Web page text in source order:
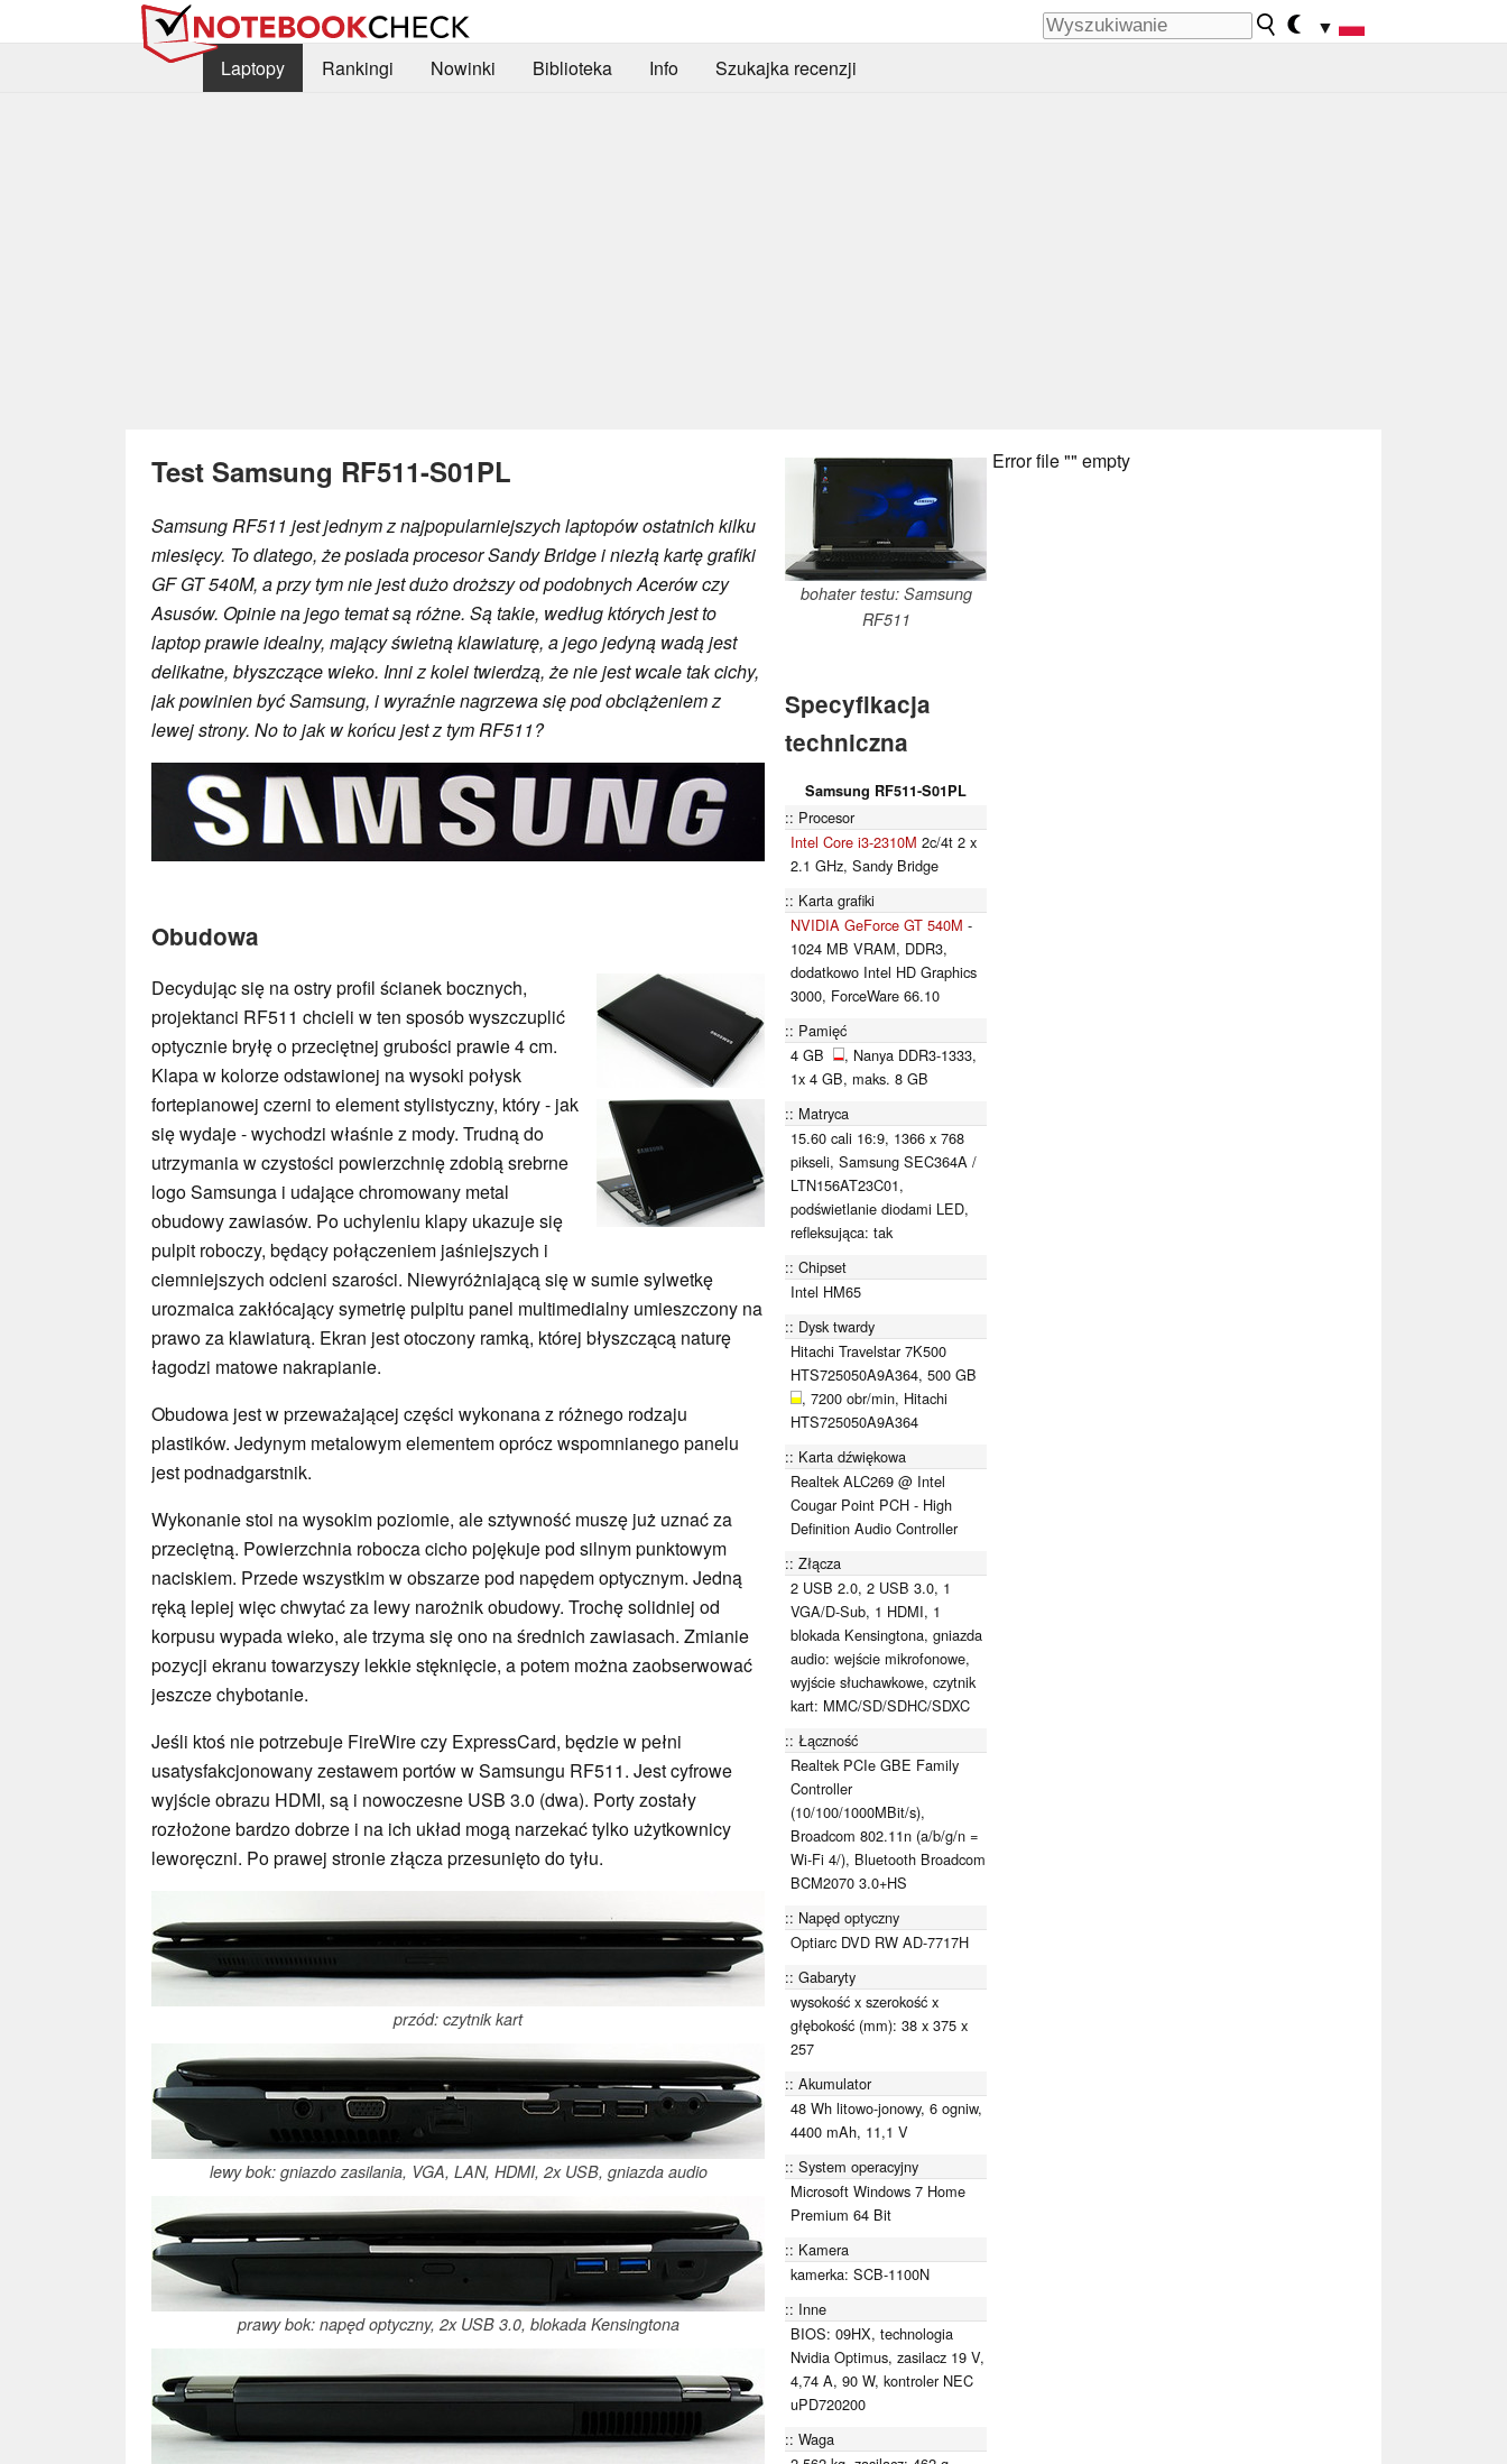
▼
Laptopy
Rankingi Nowinki Biblioteka Info Szukajka recenzji
Test Samsung RF511-S01PL
Samsung RF511 jest jednym z najpopularniejszych laptopów ostatnich kilku
miesięcy. To dlatego, że posiada procesor Sandy Bridge i niezłą kartę grafiki
GF GT 540M, a przy tym nie jest dużo droższy od podobnych Acerów czy
Asusów. Opinie na jego temat są różne. Są takie, według których jest to
laptop prawie idealny, mający świetną klawiaturę, a jego jedyną wadą jest
delikatne, błyszczące wieko. Inni z kolei twierdzą, że nie jest wcale tak cichy,
jak powinien być Samsung, i wyraźnie nagrzewa się pod obciążeniem z
lewej strony. No to jak w końcu jest z tym RF511?
Obudowa
Decydując się na ostry profil ścianek bocznych,
projektanci RF511 chcieli w ten sposób wyszczuplić
optycznie bryłę o przeciętnej grubości prawie 4 cm.
Klapa w kolorze odstawionej na wysoki połysk
fortepianowej czerni to element stylistyczny, który - jak
się wydaje - wychodzi właśnie z mody. Trudną do
utrzymania w czystości powierzchnię zdobią srebrne
logo Samsunga i udające chromowany metal
obudowy zawiasów. Po uchyleniu klapy ukazuje się
pulpit roboczy, będący połączeniem jaśniejszych i
ciemniejszych odcieni szarości. Niewyróżniającą się w sumie sylwetkę
urozmaica zakłócający symetrię pulpitu panel multimedialny umieszczony na
prawo za klawiaturą. Ekran jest otoczony ramką, której błyszczącą naturę
łagodzi matowe nakrapianie.
Obudowa jest w przeważającej części wykonana z różnego rodzaju
plastików. Jedynym metalowym elementem oprócz wspomnianego panelu
jest podnadgarstnik.
Wykonanie stoi na wysokim poziomie, ale sztywność muszę już uznać za
przeciętną. Powierzchnia robocza cicho pojękuje pod silnym punktowym
naciskiem. Przede wszystkim w obszarze pod napędem optycznym. Jedną
ręką lepiej więc chwytać za lewy narożnik obudowy. Trochę solidniej od
korpusu wypada wieko, ale trzyma się ono na średnich zawiasach. Zmianie
pozycji ekranu towarzyszy lekkie stęknięcie, a potem można zaobserwować
jeszcze chybotanie.
Jeśli ktoś nie potrzebuje FireWire czy ExpressCard, będzie w pełni
usatysfakcjonowany zestawem portów w Samsungu RF511. Jest cyfrowe
wyjście obrazu HDMI, są i nowoczesne USB 3.0 (dwa). Porty zostały
rozłożone bardzo dobrze i na ich układ mogą narzekać tylko użytkownicy
leworęczni. Po prawej stronie złącza przesunięto do tyłu.
przód: czytnik kart
lewy bok: gniazdo zasilania, VGA, LAN, HDMI, 2x USB, gniazda audio
prawy bok: napęd optyczny, 2x USB 3.0, blokada Kensingtona
bohater testu: Samsung
RF511
Specyfikacja
techniczna
Samsung RF511-S01PL
Procesor
Intel Core i3-2310M 2c/4t 2 x
2.1 GHz, Sandy Bridge
Karta grafiki
NVIDIA GeForce GT 540M -
1024 MB VRAM, DDR3,
dodatkowo Intel HD Graphics
3000, ForceWare 66.10
Pamięć
4 GB
, Nanya DDR3-1333,
1x 4 GB, maks. 8 GB
Matryca
15.60 cali 16:9, 1366 x 768
pikseli, Samsung SEC364A /
LTN156AT23C01,
podświetlanie diodami LED,
refleksująca: tak
Chipset
Intel HM65
Dysk twardy
Hitachi Travelstar 7K500
HTS725050A9A364, 500 GB
, 7200 obr/min, Hitachi
HTS725050A9A364
Karta dźwiękowa
Realtek ALC269 @ Intel
Cougar Point PCH - High
Definition Audio Controller
Złącza
2 USB 2.0, 2 USB 3.0, 1
VGA/D-Sub, 1 HDMI, 1
blokada Kensingtona, gniazda
audio: wejście mikrofonowe,
wyjście słuchawkowe, czytnik
kart: MMC/SD/SDHC/SDXC
Łączność
Realtek PCIe GBE Family
Controller
(10/100/1000MBit/s),
Broadcom 802.11n (a/b/g/n =
Wi-Fi 4/), Bluetooth Broadcom
BCM2070 3.0+HS
Napęd optyczny
Optiarc DVD RW AD-7717H
Gabaryty
wysokość x szerokość x
głębokość (mm): 38 x 375 x
257
Akumulator
48 Wh litowo-jonowy, 6 ogniw,
4400 mAh, 11,1 V
System operacyjny
Microsoft Windows 7 Home
Premium 64 Bit
Kamera
kamerka: SCB-1100N
Inne
BIOS: 09HX, technologia
Nvidia Optimus, zasilacz 19 V,
4,74 A, 90 W, kontroler NEC
uPD720200
Waga
Error file "" empty